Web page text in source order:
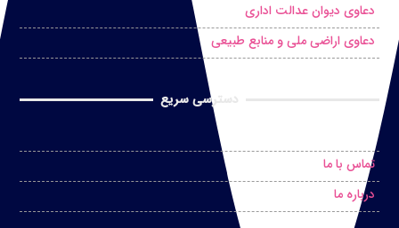
دعاوی دیوان عدالت اداری
دعاوی اراضی ملی و منابع طبیعی
دسترسی سریع
تماس با ما
درباره ما